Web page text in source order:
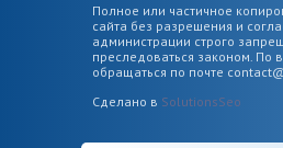
Полное или частичное
сайта без разрешения и
администрации строго
преследоваться законом. По
обращаться по почте
Сделано в SolutionsSeo